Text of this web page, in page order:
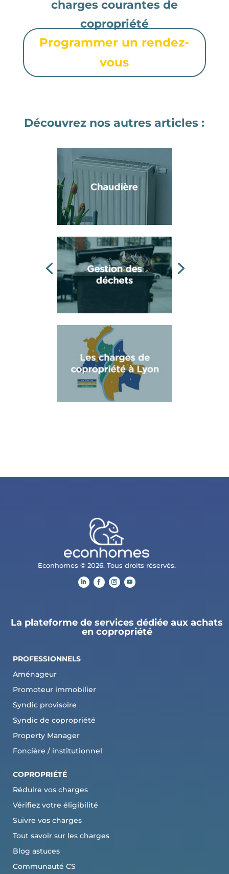
charges courantes de
copropriété
Programmer un rendez-
vous
Découvrez nos autres articles :
Econhomes © 2026. Tous droits réservés.
La plateforme de services dédiée aux achats
en copropriété
PROFESSIONNELS
Aménageur
Promoteur immobilier
Syndic provisoire
Syndic de copropriété
Property Manager
Foncière / institutionnel
COPROPRIÉTÉ
Réduire vos charges
Vérifiez votre éligibilité
Suivre vos charges
Tout savoir sur les charges
Blog astuces
Communauté CS